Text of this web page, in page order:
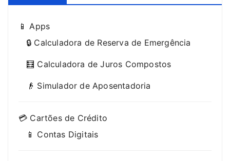
📱 Apps
🔒 Calculadora de Reserva de Emergência
🧮 Calculadora de Juros Compostos
👴 Simulador de Aposentadoria
💳 Cartões de Crédito
📱 Contas Digitais